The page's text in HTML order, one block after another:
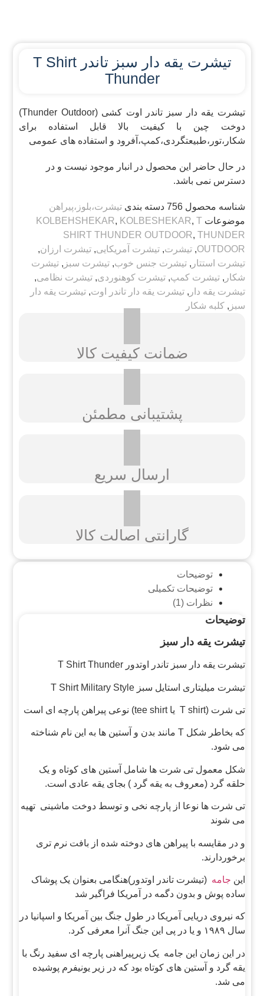
تیشرت یقه دار سبز تاندر T Shirt
Thunder
تیشرت یقه دار سبز تاندر اوت کشی (Thunder Outdoor)
دوخت چین با کیفیت بالا قابل استفاده برای
شکار،تور،طبیعتگردی،کمپ،آفرود و استفاده های عمومی
در حال حاضر این محصول در انبار موجود نیست و در
دسترس نمی باشد.
شناسه محصول756 دسته بندی تیشرت،بلوز،پیراهن
موضوعات
KOLBEHSHEKAR, KOLBESHEKAR, T
SHIRT THUNDER OUTDOOR, THUNDER
OUTDOOR
,تیشرت,تیشرت آمریکایی,تیشرت ارزان,
تیشرت استتار ,تیشرت جنس خوب,تیشرت سبز ,تیشرت
شکار ,تیشرت کمپ,تیشرت کوهنوردی,تیشرت نظامی,
تیشرت یقه دار ,تیشرت یقه دار تاندر اوت,تیشرت یقه دار
سبز ,کلبه شکار
ضمانت کیفیت کالا
پشتیبانی مطمئن
ارسال سریع
گارانتی اصالت کالا
توضیحات
توضیحات تکمیلی
نظرات (1)
توضیحات
تیشرت یقه دار سبز
تیشرت یقه دار سبز تاندر اوتدور T Shirt Thunder
تیشرت میلیتاری استایل سبز T Shirt Military Style
تی شرت (T shirt یا tee shirt) نوعی پیراهن پارچه ای است
که بخاطر شکل T مانند بدن و آستین ها به این نام شناخته
می شود.
شکل معمول تی شرت ها شامل آستین های کوتاه و یک
حلقه گرد (معروف به یقه گرد ) بجای یقه عادی است.
تی شرت ها نوعا از پارچه نخی و توسط دوخت ماشینی تهیه
می شوند
و در مقایسه با پیراهن های دوخته شده از بافت نرم تری
برخوردارند.
این جامه (تیشرت تاندر اوتدور)هنگامی بعنوان یک پوشاک
ساده پوش و بدون دگمه در آمریکا فراگیر شد
که نیروی دریایی آمریکا در طول جنگ بین آمریکا و اسپانیا در
سال ۱۹۸۹ و یا در پی این جنگ آنرا معرفی کرد.
در این زمان این جامه یک زیرپیراهنی پارچه ای سفید رنگ با
یقه گرد و آستین های کوتاه بود که در زیر یونیفرم پوشیده
می شد.